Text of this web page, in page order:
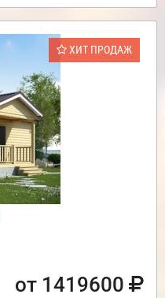
ХИТ ПРОДАЖ
от 1419600